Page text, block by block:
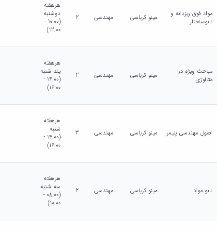
مواد فوق ریزدانه و
نانوساختار
مینو کرباسی مهندسی 2
هرهفته
دوشنبه
(10:00 -
12:00)
مباحث ویژه در
متالوژی
مینو کرباسی مهندسی 2
هرهفته
يك شنبه
(14:00 -
16:00)
اصول مهندسی پلیمر مینو کرباسی مهندسی 3
هرهفته
شنبه
(14:00 -
16:00)
نانو مواد مینو کرباسی مهندسی 2
هرهفته
سه شنبه
(08:00 -
10:00)